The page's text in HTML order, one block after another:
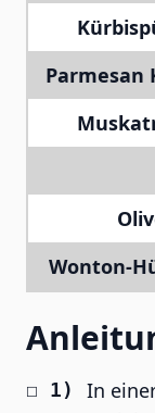
Parmesan
Wonton-
In